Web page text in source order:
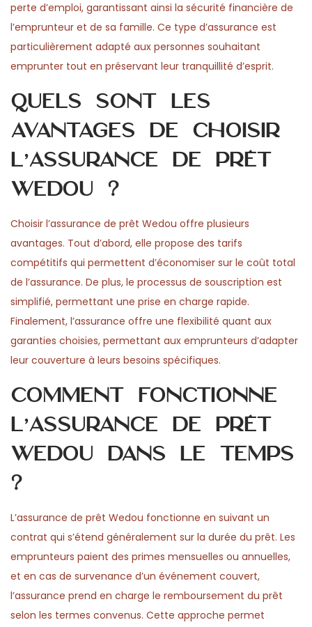
perte d’emploi, garantissant ainsi la sécurité financière de
l’emprunteur et de sa famille. Ce type d’assurance est
particulièrement adapté aux personnes souhaitant
emprunter tout en préservant leur tranquillité d’esprit.
Quels sont les
avantages de choisir
l’assurance de prêt
Wedou ?
Choisir l’assurance de prêt Wedou offre plusieurs
avantages. Tout d’abord, elle propose des tarifs
compétitifs qui permettent d’économiser sur le coût total
de l’assurance. De plus, le processus de souscription est
simplifié, permettant une prise en charge rapide.
Finalement, l’assurance offre une flexibilité quant aux
garanties choisies, permettant aux emprunteurs d’adapter
leur couverture à leurs besoins spécifiques.
Comment fonctionne
l’assurance de prêt
Wedou dans le temps
?
L’assurance de prêt Wedou fonctionne en suivant un
contrat qui s’étend généralement sur la durée du prêt. Les
emprunteurs paient des primes mensuelles ou annuelles,
et en cas de survenance d’un événement couvert,
l’assurance prend en charge le remboursement du prêt
selon les termes convenus. Cette approche permet